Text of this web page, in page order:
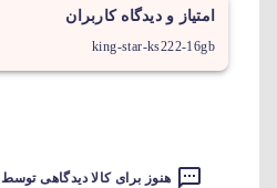
امتیاز و دیدگاه کاربران
king-star-ks222-16gb
هنوز برای کالا دیدگاهی